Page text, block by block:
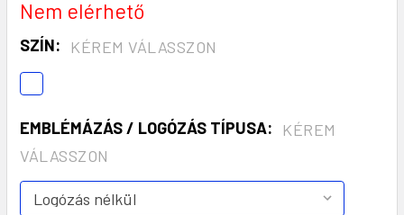
Nem elérhető
SZÍN: KÉREM VÁLASSZON
EMBLÉMÁZÁS / LOGÓZÁS TÍPUSA:
KÉREM
VÁLASSZON